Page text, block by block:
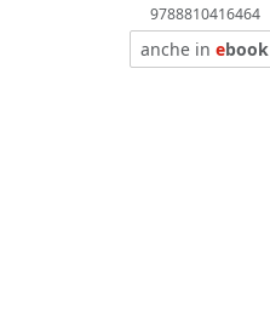
9788810416464
anche inebook